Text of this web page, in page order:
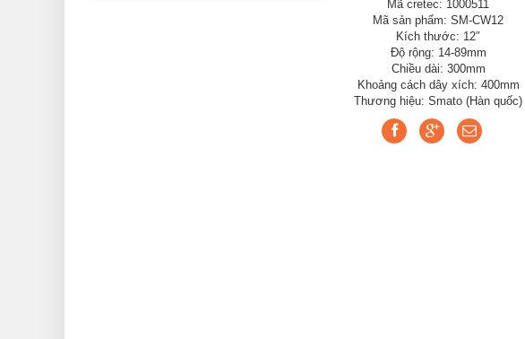
Mã cretec: 1000511
Mã sản phẩm: SM-CW12
Kích thước: 12″
Độ rộng: 14-89mm
Chiều dài: 300mm
Khoảng cách dây xích: 400mm
Thương hiệu: Smato (Hàn quốc)